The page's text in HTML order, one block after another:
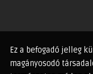
Ez a befogadó jelleg
magányosodó